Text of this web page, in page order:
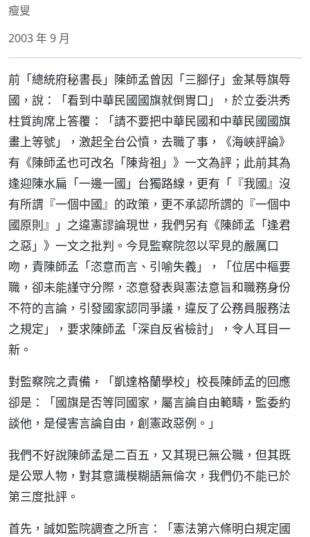
瘦叟
2003 年 9 月
前「總統府秘書長」陳師孟曾因「三腳仔」金某辱旗辱
國，說：「看到中華民國國旗就倒胃口」，於立委洪秀
柱質詢席上答覆：「請不要把中華民國和中華民國國旗
畫上等號」，激起全台公憤，去職了事，《海峽評論》
有《陳師孟也可改名「陳背祖」》一文為評；此前其為
逢迎陳水扁「一邊一國」台獨路線，更有「『我國』沒
有所謂『一個中國』的政策，更不承認所謂的『一個中
國原則』」之違憲謬論現世，我們另有《陳師孟「逢君
之惡」》一文之批判。今見監察院忽以罕見的嚴厲口
吻，責陳師孟「恣意而言、引喻失義」，「位居中樞要
職，卻未能謹守分際，恣意發表與憲法意旨和職務身份
不符的言論，引發國家認同爭議，違反了公務員服務法
之規定」，要求陳師孟「深自反省檢討」，令人耳目一
新。
對監察院之責備，「凱達格蘭學校」校長陳師孟的回應
卻是：「國旗是否等同國家，屬言論自由範疇，監委約
談他，是侵害言論自由，創憲政惡例。」
我們不好說陳師孟是二百五，又其現已無公職，但其既
是公眾人物，對其意識模糊語無倫次，我們仍不能已於
第三度批評。
首先，誠如監院調查之所言：「憲法第六條明白規定國